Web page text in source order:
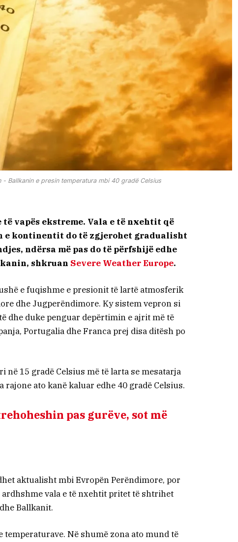
Ballkanin e presin temperatura mbi 40 gradë Celsius
vapës ekstreme. Vala e të nxehtit që
e kontinentit do të zgjerohet gradualisht
ndërsa më pas do të përfshijë edhe
shkruan Severe Weather Europe.
e fuqishme e presionit të lartë atmosferik
dhe Jugperëndimore. Ky sistem vepron si
dhe duke penguar depërtimin e ajrit më të
Portugalia dhe Franca prej disa ditësh po
në 15 gradë Celsius më të larta se mesatarja
ato kanë kaluar edhe 40 gradë Celsius.
pas gurëve, sot më
aktualisht mbi Evropën Perëndimore, por
vala e të nxehtit pritet të shtrihet
Ballkanit.
Në shumë zona ato mund të